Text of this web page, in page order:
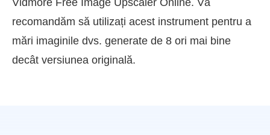
Vidmore Free Image Upscaler Online. Vă
recomandăm să utilizați acest instrument pentru a
mări imaginile dvs. generate de 8 ori mai bine
decât versiunea originală.